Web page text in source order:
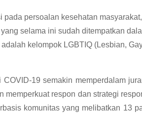
persoalan kesehatan
selama ini sudah ditempatkan
kelompok LGBTIQ (Lesbian,
19 semakin memperdalam
respon dan strategi
komunitas yang melibatkan 13